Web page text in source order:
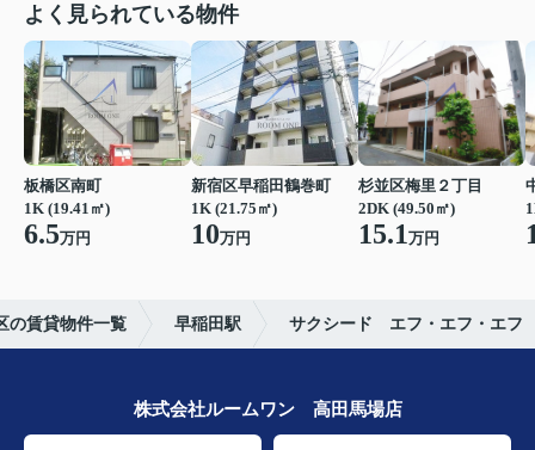
よく見られている物件
板橋区南町
1K (19.41㎡)
6.5万円
新宿区早稲田鶴巻町
1K (21.75㎡)
10万円
杉並区梅里２丁目
2DK (49.50㎡)
15.1万円
の賃貸物件一覧 早稲田駅 サクシード エフ・エフ・エフ
株式会社ルームワン 高田馬場店